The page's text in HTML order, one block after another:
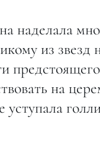
наделала
из звезд
на
уступала